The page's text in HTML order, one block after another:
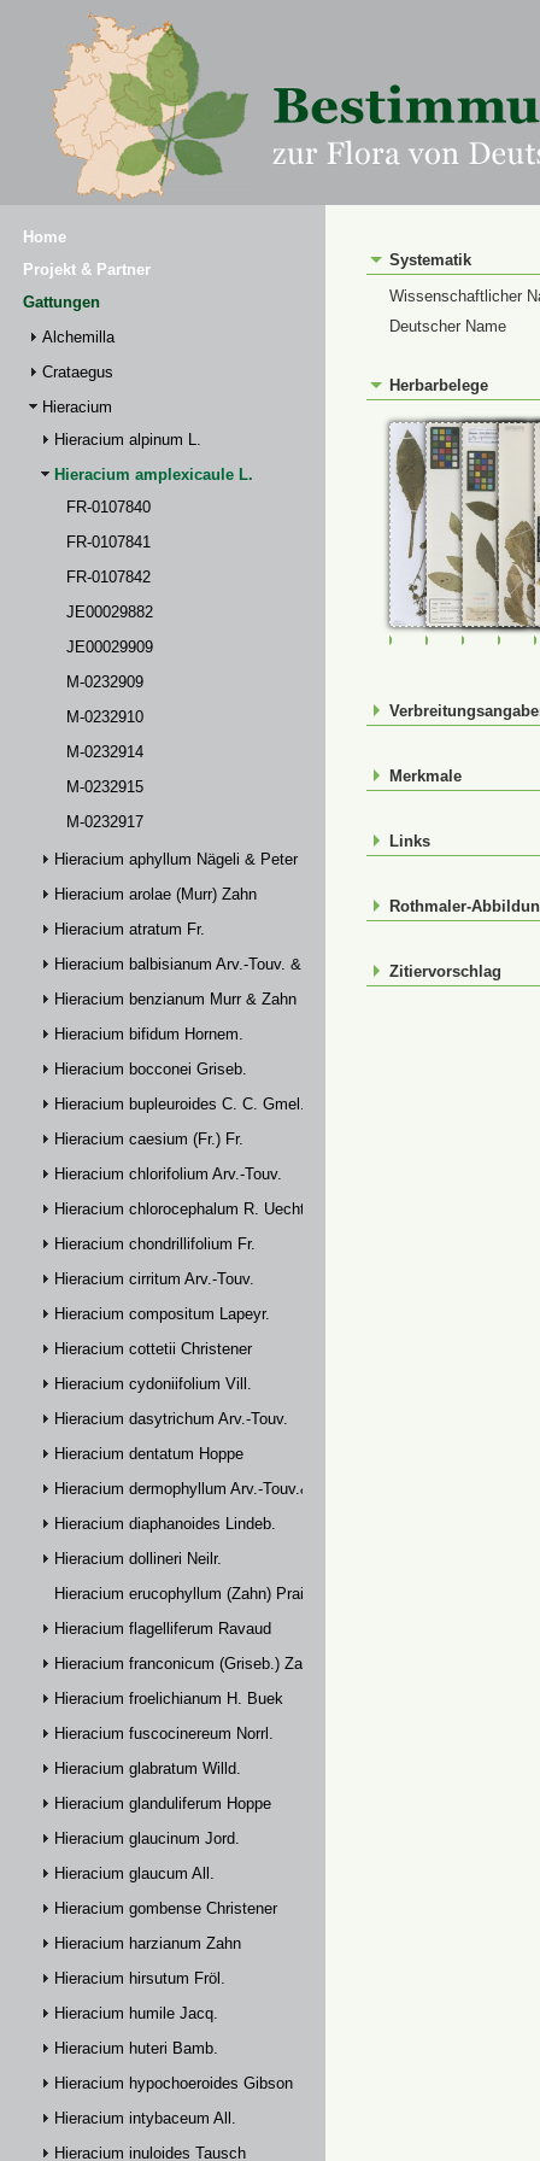
Home
Projekt & Partner
Gattungen
Alchemilla
Crataegus
Hieracium
Hieracium alpinum L.
Hieracium amplexicaule L.
FR-0107840
FR-0107841
FR-0107842
JE00029882
JE00029909
M-0232909
M-0232910
M-0232914
M-0232915
M-0232917
Hieracium aphyllum Nägeli & Peter
Hieracium arolae (Murr) Zahn
Hieracium atratum Fr.
Hieracium balbisianum Arv.-Touv. & Briq.
Hieracium benzianum Murr & Zahn
Hieracium bifidum Hornem.
Hieracium bocconei Griseb.
Hieracium bupleuroides C. C. Gmel.
Hieracium caesium (Fr.) Fr.
Hieracium chlorifolium Arv.-Touv.
Hieracium chlorocephalum R. Uechtr.
Hieracium chondrillifolium Fr.
Hieracium cirritum Arv.-Touv.
Hieracium compositum Lapeyr.
Hieracium cottetii Christener
Hieracium cydoniifolium Vill.
Hieracium dasytrichum Arv.-Touv.
Hieracium dentatum Hoppe
Hieracium dermophyllum Arv.-Touv.& Briq.
Hieracium diaphanoides Lindeb.
Hieracium dollineri Neilr.
Hieracium erucophyllum (Zahn) Prain
Hieracium flagelliferum Ravaud
Hieracium franconicum (Griseb.) Zahn
Hieracium froelichianum H. Buek
Hieracium fuscocinereum Norrl.
Hieracium glabratum Willd.
Hieracium glanduliferum Hoppe
Hieracium glaucinum Jord.
Hieracium glaucum All.
Hieracium gombense Christener
Hieracium harzianum Zahn
Hieracium hirsutum Fröl.
Hieracium humile Jacq.
Hieracium huteri Bamb.
Hieracium hypochoeroides Gibson
Hieracium intybaceum All.
Hieracium inuloides Tausch
Systematik
Wissenschaftlicher
Deutscher Name
Herbarbelege
FR-0107840FR-0107841
FR-
Merkmale
Links
Rothmaler-
Zitiervorschlag